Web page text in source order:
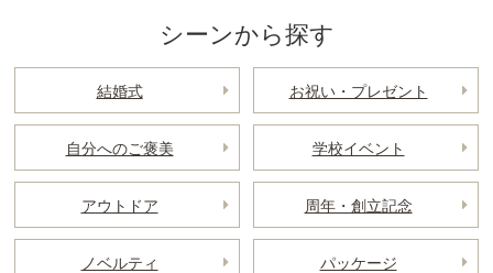
シーンから探す
結婚式 お祝い・プレゼント
自分へのご褒美 学校イベント
アウトドア 周年・創立記念
ノベルティ パッケージ